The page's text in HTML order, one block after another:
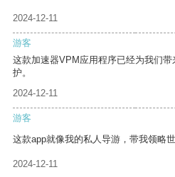
2024-12-11
游客
这款加速器VPM应用程序已经为我们
护。
2024-12-11
游客
这款app就像我的私人导游，带我领略
2024-12-11